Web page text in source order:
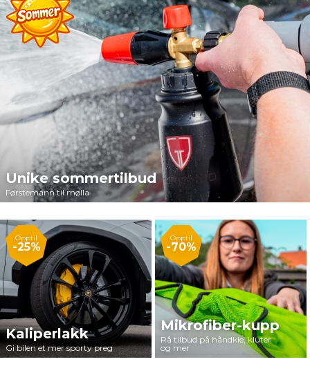
Unike sommertilbud
Førstemann til mølla
Opptil
-25%
Kaliperlakk
Gi bilen et mer sporty preg
Opptil
-70%
Mikrofiber-kupp
Rå tilbud på håndkle, kluter
og mer